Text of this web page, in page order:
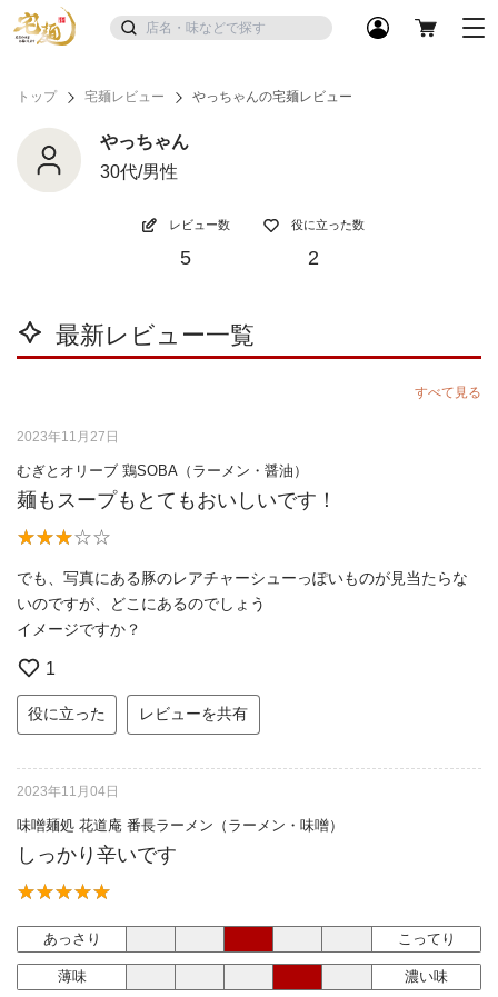
トップ 宅麺レビュー やっちゃんの宅麺レビュー
やっちゃん
30代/男性
レビュー数
5
役に立った数
2
最新レビュー一覧
すべて見る
2023年11月27日
むぎとオリーブ 鶏SOBA（ラーメン・醤油）
麺もスープもとてもおいしいです！
でも、写真にある豚のレアチャーシューっぽいものが見当たらな
いのですが、どこにあるのでしょう
イメージですか？
1
役に立った レビューを共有
2023年11月04日
味噌麺処 花道庵 番長ラーメン（ラーメン・味噌）
しっかり辛いです
あっさり こってり
薄味 濃い味